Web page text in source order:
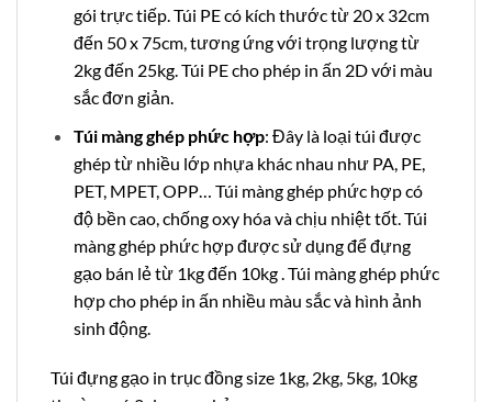
gói trực tiếp. Túi PE có kích thước từ 20 x 32cm
đến 50 x 75cm, tương ứng với trọng lượng từ
2kg đến 25kg. Túi PE cho phép in ấn 2D với màu
sắc đơn giản.
Túi màng ghép phức hợp: Đây là loại túi được
ghép từ nhiều lớp nhựa khác nhau như PA, PE,
PET, MPET, OPP… Túi màng ghép phức hợp có
độ bền cao, chống oxy hóa và chịu nhiệt tốt. Túi
màng ghép phức hợp được sử dụng để đựng
gạo bán lẻ từ 1kg đến 10kg . Túi màng ghép phức
hợp cho phép in ấn nhiều màu sắc và hình ảnh
sinh động.
Túi đựng gạo in trục đồng size 1kg, 2kg, 5kg, 10kg